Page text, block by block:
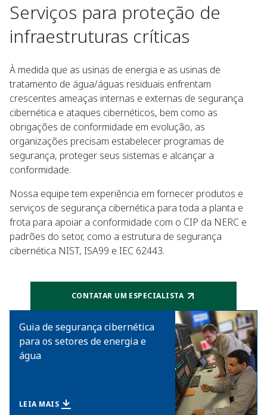
Serviços para proteção de
infraestruturas críticas
À medida que as usinas de energia e as usinas de
tratamento de água/águas residuais enfrentam
crescentes ameaças internas e externas de segurança
cibernética e ataques cibernéticos, bem como as
obrigações de conformidade em evolução, as
organizações precisam estabelecer programas de
segurança, proteger seus sistemas e alcançar a
conformidade.
Nossa equipe tem experiência em fornecer produtos e
serviços de segurança cibernética para toda a planta e
frota para apoiar a conformidade com o CIP da NERC e
padrões do setor, como a estrutura de segurança
cibernética NIST, ISA99 e IEC 62443.
CONTATAR UM ESPECIALISTA
Guia de segurança cibernética
para os setores de energia e
água
LEIA MAIS